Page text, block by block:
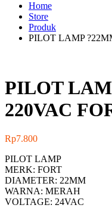
Home
Store
Produk
PILOT LAMP
PILOT
220VAC
Rp7.800
PILOT LAMP
MERK: FORT
DIAMETER: 22MM
WARNA: MERAH
VOLTAGE: 24VAC